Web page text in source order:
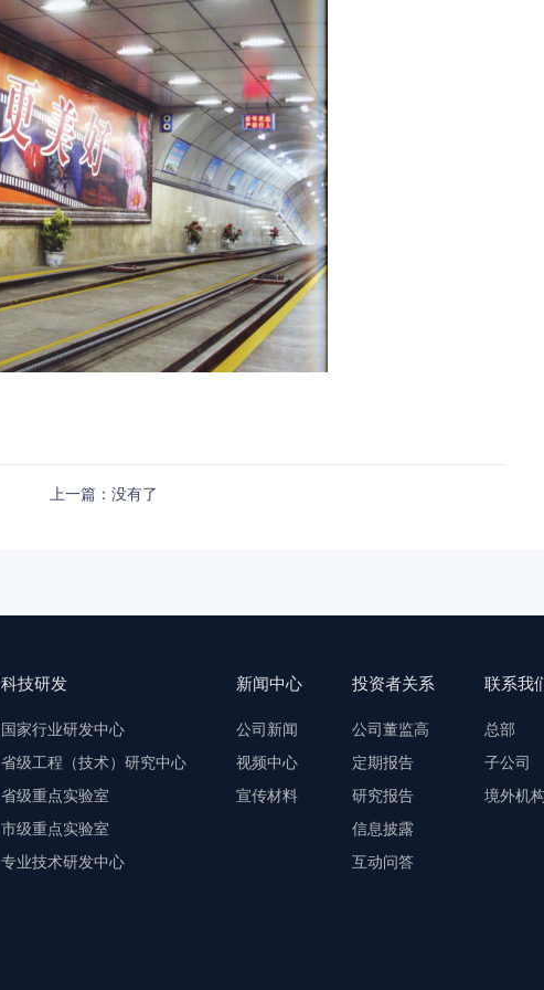
上一篇：没有了
科技研发
国家行业研发中心
省级工程（技术）研究中心
省级重点实验室
市级重点实验室
专业技术研发中心
新闻中心
公司新闻
视频中心
宣传材料
投资者关系
公司董监高
定期报告
研究报告
信息披露
互动问答
联系我
总部
子公司
境外机